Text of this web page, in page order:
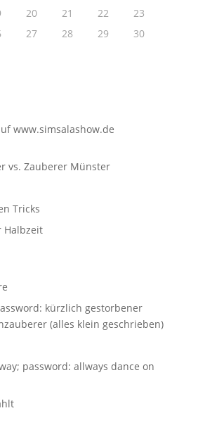
20 21 22
23
27 28 29
30
www.simsalashow.de
vs. Zauberer Münster
Tricks
Halbzeit
kürzlich gestorbener
(alles klein geschrieben)
password: allways dance on